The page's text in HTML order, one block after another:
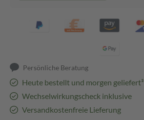
Persönliche Beratung
Heute bestellt und morgen geliefert³
Wechselwirkungscheck inklusive
Versandkostenfreie Lieferung